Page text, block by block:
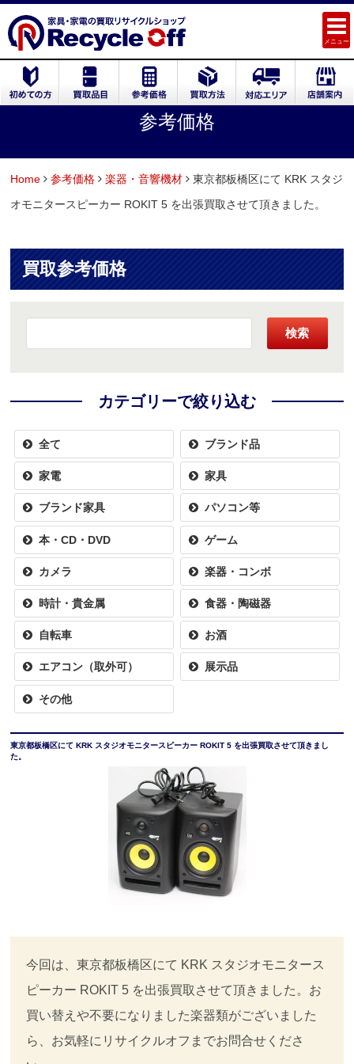
メニュー
参考価格
Home 参考価格 楽器・音響機材
東京都板橋区にて KRK スタジ
オモニタースピーカー ROKIT 5 を出張買取させて頂きました。
買取参考価格
検索
カテゴリーで絞り込む
全て ブランド品
家電 家具
ブランド家具 パソコン等
本・CD・DVD ゲーム
カメラ 楽器・コンボ
時計・貴金属 食器・陶磁器
自転車 お酒
エアコン（取外可） 展示品
その他
東京都板橋区にて KRK スタジオモニタースピーカー ROKIT 5 を出張買取させて頂きまし
た。
今回は、東京都板橋区にて KRK スタジオモニタース
ピーカー ROKIT 5 を出張買取させて頂きました。お
買い替えや不要になりました楽器類がございました
ら、お気軽にリサイクルオフまでお問合せくださ